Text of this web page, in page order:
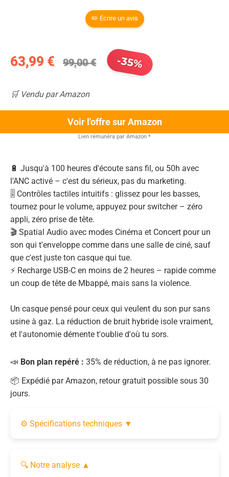
✏️ Écrire un avis
63,99 € 99,00 € -35%
🛒 Vendu par Amazon
Voir l'offre sur Amazon
Lien rémunéra par Amazon *
🔋 Jusqu'à 100 heures d'écoute sans fil, ou 50h avec
l'ANC activé – c'est du sérieux, pas du marketing.
🎚️ Contrôles tactiles intuitifs : glissez pour les basses,
tournez pour le volume, appuyez pour switcher – zéro
appli, zéro prise de tête.
🎬 Spatial Audio avec modes Cinéma et Concert pour un
son qui t'enveloppe comme dans une salle de ciné, sauf
que c'est juste ton casque qui tue.
⚡ Recharge USB-C en moins de 2 heures – rapide comme
un coup de tête de Mbappé, mais sans la violence.
Un casque pensé pour ceux qui veulent du son pur sans
usine à gaz. La réduction de bruit hybride isole vraiment,
et l'autonomie démente t'oublie d'où tu sors.
📣 Bon plan repéré : 35% de réduction, à ne pas ignorer.
📦 Expédié par Amazon, retour gratuit possible sous 30
jours.
⚙️ Spécifications techniques ▼
🔍 Notre analyse ▲